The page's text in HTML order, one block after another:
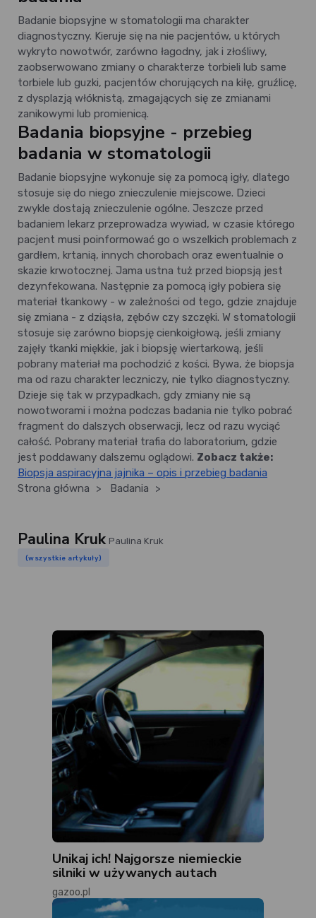
Badanie biopsyjne w stomatologii ma charakter
diagnostyczny. Kieruje się na nie pacjentów, u których
wykryto nowotwór, zarówno łagodny, jak i złośliwy,
zaobserwowano zmiany o charakterze torbieli lub same
torbiele lub guzki, pacjentów chorujących na kiłę, gruźlicę,
z dysplazją włóknistą, zmagających się ze zmianami
zanikowymi lub promienicą.
Badania biopsyjne - przebieg
badania w stomatologii
Badanie biopsyjne wykonuje się za pomocą igły, dlatego
stosuje się do niego znieczulenie miejscowe. Dzieci
zwykle dostają znieczulenie ogólne. Jeszcze przed
badaniem lekarz przeprowadza wywiad, w czasie którego
pacjent musi poinformować go o wszelkich problemach z
gardłem, krtanią, innych chorobach oraz ewentualnie o
skazie krwotocznej. Jama ustna tuż przed biopsją jest
dezynfekowana. Następnie za pomocą igły pobiera się
materiał tkankowy - w zależności od tego, gdzie znajduje
się zmiana - z dziąsła, zębów czy szczęki. W stomatologii
stosuje się zarówno biopsję cienkoigłową, jeśli zmiany
zajęły tkanki miękkie, jak i biopsję wiertarkową, jeśli
pobrany materiał ma pochodzić z kości. Bywa, że biopsja
ma od razu charakter leczniczy, nie tylko diagnostyczny.
Dzieje się tak w przypadkach, gdy zmiany nie są
nowotworami i można podczas badania nie tylko pobrać
fragment do dalszych obserwacji, lecz od razu wyciąć
całość. Pobrany materiał trafia do laboratorium, gdzie
jest poddawany dalszemu oglądowi. Zobacz także:
Biopsja aspiracyjna jajnika – opis i przebieg badania
Strona główna
> Badania >
Paulina Kruk Paulina Kruk
(wszystkie artykuły)
Unikaj ich! Najgorsze niemieckie
silniki w używanych autach
gazoo.pl